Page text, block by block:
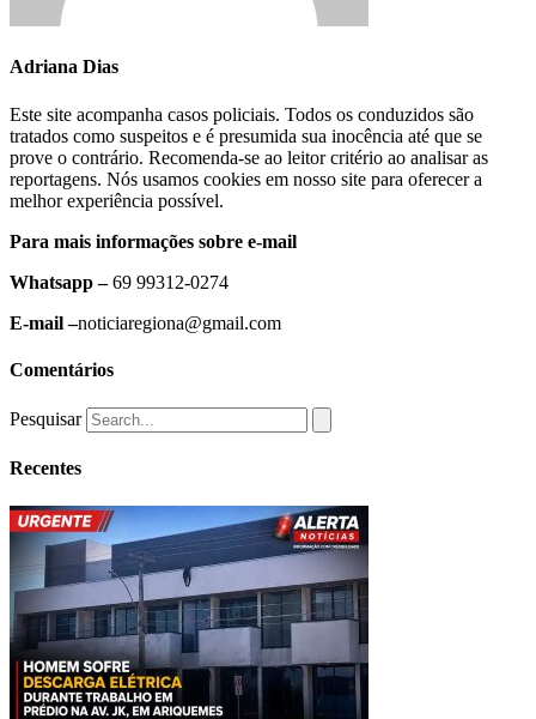
Adriana Dias
Este site acompanha casos policiais. Todos os conduzidos são
tratados como suspeitos e é presumida sua inocência até que se
prove o contrário. Recomenda-se ao leitor critério ao analisar as
reportagens. Nós usamos cookies em nosso site para oferecer a
melhor experiência possível.
Para mais informações sobre e-mail
Whatsapp –69 99312-0274
E-mail –noticiaregiona@gmail.com
Comentários
Pesquisar
Recentes